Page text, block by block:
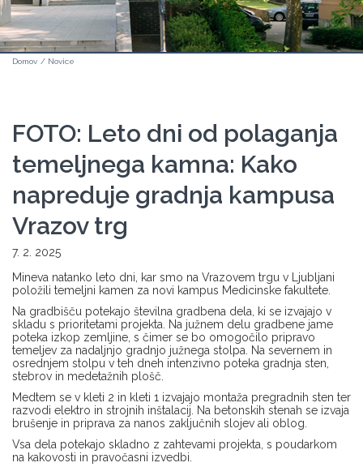
Domov / Novice
FOTO: Leto dni od polaganja
temeljnega kamna: Kako
napreduje gradnja kampusa
Vrazov trg
7. 2. 2025
Mineva natanko leto dni, kar smo na Vrazovem trgu v Ljubljani
položili temeljni kamen za novi kampus Medicinske fakultete.
Na gradbišču potekajo številna gradbena dela, ki se izvajajo v
skladu s prioritetami projekta. Na južnem delu gradbene jame
poteka izkop zemljine, s čimer se bo omogočilo pripravo
temeljev za nadaljnjo gradnjo južnega stolpa. Na severnem in
osrednjem stolpu v teh dneh intenzivno poteka gradnja sten,
stebrov in medetažnih plošč.
Medtem se v kleti 2 in kleti 1 izvajajo montaža pregradnih sten ter
razvodi elektro in strojnih inštalacij. Na betonskih stenah se izvaja
brušenje in priprava za nanos zaključnih slojev ali oblog.
Vsa dela potekajo skladno z zahtevami projekta, s poudarkom
na kakovosti in pravočasni izvedbi.